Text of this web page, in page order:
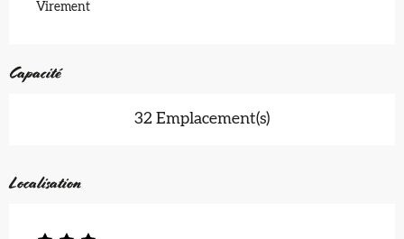
Virement
Capacité
32 Emplacement(s)
Localisation